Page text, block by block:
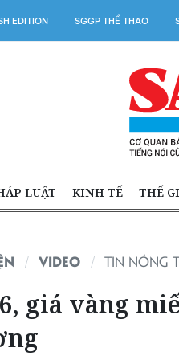
EDITION SGGP THỂ THAO
LUẬT KINH TẾ THẾ
VIDEO TIN NÓNG
giá vàng